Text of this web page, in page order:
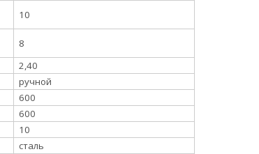
10
8
2,40
ручной
600
600
10
сталь